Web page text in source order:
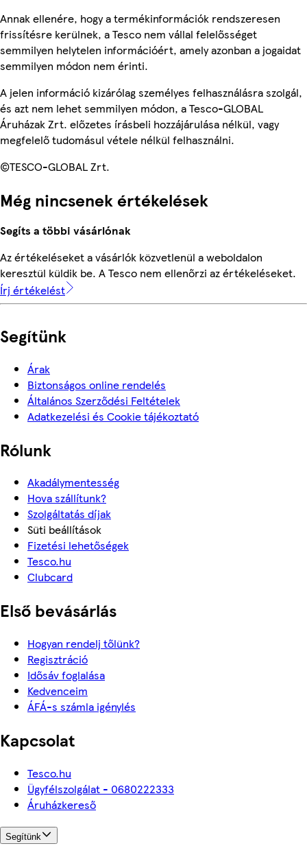
Annak ellenére, hogy a termékinformációk rendszeresen
frissítésre kerülnek, a Tesco nem vállal felelősséget
semmilyen helytelen információért, amely azonban a jogaidat
semmilyen módon nem érinti.
A jelen információ kizárólag személyes felhasználásra szolgál,
és azt nem lehet semmilyen módon, a Tesco-GLOBAL
Áruházak Zrt. előzetes írásbeli hozzájárulása nélkül, vagy
megfelelő tudomásul vétele nélkül felhasználni.
©TESCO-GLOBAL Zrt.
Még nincsenek értékelések
Segíts a többi vásárlónak
Az értékeléseket a vásárlók közvetlenül a weboldalon
keresztül küldik be. A Tesco nem ellenőrzi az értékeléseket.
Írj értékelést
Segítünk
Árak
Biztonságos online rendelés
Általános Szerződési Feltételek
Adatkezelési és Cookie tájékoztató
Rólunk
Akadálymentesség
Hova szállítunk?
Szolgáltatás díjak
Süti beállítások
Fizetési lehetőségek
Tesco.hu
Clubcard
Első bevásárlás
Hogyan rendelj tőlünk?
Regisztráció
Idősáv foglalása
Kedvenceim
ÁFÁ-s számla igénylés
Kapcsolat
Tesco.hu
Ügyfélszolgálat - 0680222333
Áruházkereső
Segítünk